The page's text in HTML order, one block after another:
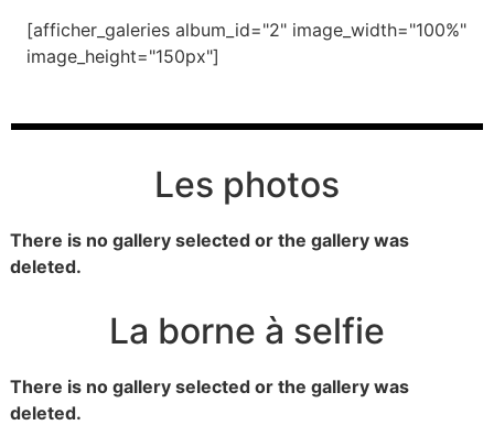
[afficher_galeries album_id="2" image_width="100%"
image_height="150px"]
Les photos
There is no gallery selected or the gallery was
deleted.
La borne à selfie
There is no gallery selected or the gallery was
deleted.